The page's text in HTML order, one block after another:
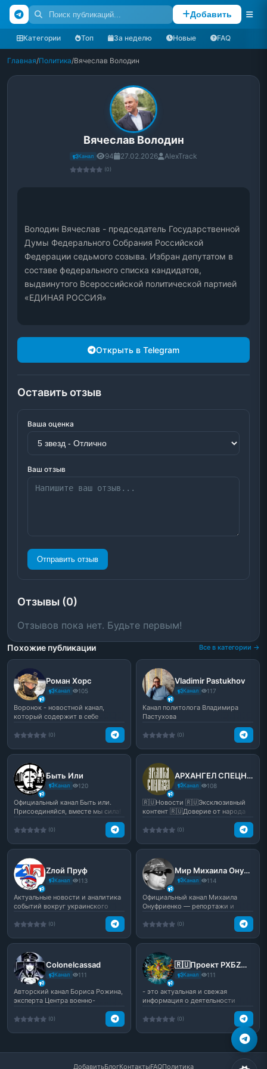
Добавить
Категории Топ За неделю Новые FAQ
Главная/Политика/Вячеслав Володин
Вячеслав Володин
Канал 94 27.02.2026 AlexTrack
(0)
Володин Вячеслав - председатель Государственной
Думы Федерального Собрания Российской
Федерации седьмого созыва. Избран депутатом в
составе федерального списка кандидатов,
выдвинутого Всероссийской политической партией
«ЕДИНАЯ РОССИЯ»
Открыть в Telegram
Оставить отзыв
Ваша оценка
Ваш отзыв
Отправить отзыв
Отзывы (0)
Отзывов пока нет. Будьте первым!
Похожие публикации Все в категории →
Роман Хорс
Канал 105
Воронок - новостной канал,
который содержит в себе
эксклюзивный контент! 🔥Све...
(0)
Vladimir Pastukhov
Канал 117
Канал политолога Владимира
Пастухова
(0)
Быть Или
Канал 120
Официальный канал Быть или.
Присоединяйся, вместе мы сила!
(0)
АРХАНГЕЛ СПЕЦНАЗА
Канал 108
🇷🇺Новости 🇷🇺Эксклюзивный
контент 🇷🇺Доверие от народа
(0)
Zлой Пруф️
Канал 113
Актуальные новости и аналитика
событий вокруг украинского
(0)
Мир Михаила Онуфриенко
Канал 114
Официальный канал Михаила
Онуфриенко — репортажи и
аналитика событий в зоне С...
(0)
Colonelcassad
Канал 111
Авторский канал Бориса Рожина,
эксперта Центра военно-
(0)
🇷🇺Проект РХБZ🇷🇺
Канал 111
- это актуальная и свежая
информация о деятельности
специалистов в области РХ...
(0)
ДобавитьБлогКонтактыFAQПолитика